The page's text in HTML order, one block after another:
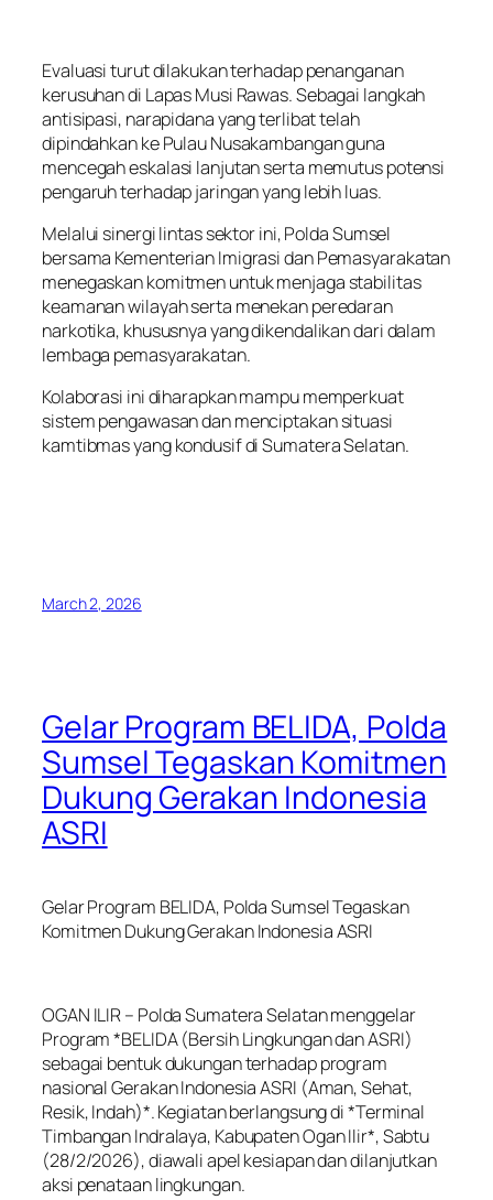
Evaluasi turut dilakukan terhadap penanganan
kerusuhan di Lapas Musi Rawas. Sebagai langkah
antisipasi, narapidana yang terlibat telah
dipindahkan ke Pulau Nusakambangan guna
mencegah eskalasi lanjutan serta memutus potensi
pengaruh terhadap jaringan yang lebih luas.
Melalui sinergi lintas sektor ini, Polda Sumsel
bersama Kementerian Imigrasi dan Pemasyarakatan
menegaskan komitmen untuk menjaga stabilitas
keamanan wilayah serta menekan peredaran
narkotika, khususnya yang dikendalikan dari dalam
lembaga pemasyarakatan.
Kolaborasi ini diharapkan mampu memperkuat
sistem pengawasan dan menciptakan situasi
kamtibmas yang kondusif di Sumatera Selatan.
March 2, 2026
Gelar Program BELIDA, Polda
Sumsel Tegaskan Komitmen
Dukung Gerakan Indonesia
ASRI
Gelar Program BELIDA, Polda Sumsel Tegaskan
Komitmen Dukung Gerakan Indonesia ASRI
OGAN ILIR – Polda Sumatera Selatan menggelar
Program *BELIDA (Bersih Lingkungan dan ASRI)
sebagai bentuk dukungan terhadap program
nasional Gerakan Indonesia ASRI (Aman, Sehat,
Resik, Indah)*. Kegiatan berlangsung di *Terminal
Timbangan Indralaya, Kabupaten Ogan Ilir*, Sabtu
(28/2/2026), diawali apel kesiapan dan dilanjutkan
aksi penataan lingkungan.